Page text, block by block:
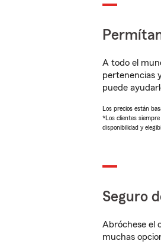
A todo el
pertenencias
puede
Los precios están
*Los clientes
disponibilidad y
Seguro
Abróchese el
muchas